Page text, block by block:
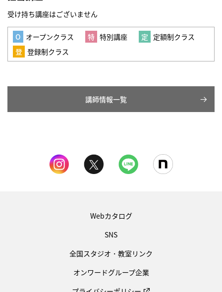
受け持ち講座はございません
オープンクラス 特別講座
定額制クラス
登録制クラス
講師情報一覧
Webカタログ
SNS
全国スタジオ・教室リンク
オンワードグループ企業